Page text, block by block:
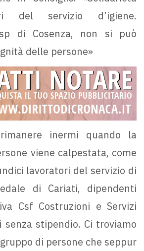
del servizio d’igiene.
di Cosenza, non si può
delle persone»
inermi quando la
viene calpestata, come
lavoratori del servizio di
di Cariati, dipendenti
Csf Costruzioni e Servizi
stipendio. Ci troviamo
di persone che seppur